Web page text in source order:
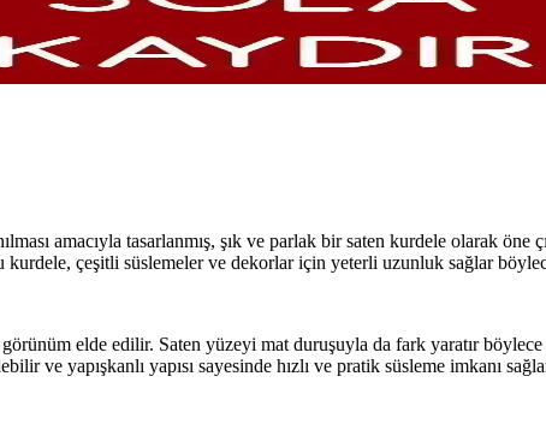
amacıyla tasarlanmış, şık ve parlak bir saten kurdele olarak öne
çeşitli süslemeler ve dekorlar için yeterli uzunluk sağlar
elde edilir. Saten yüzeyi mat duruşuyla da fark yaratır böylece
ve yapışkanlı yapısı sayesinde hızlı ve pratik süsleme imkanı